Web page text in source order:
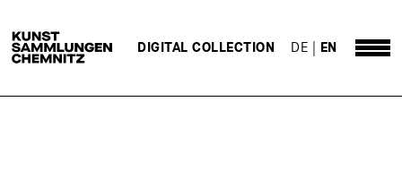
DE EN
DIGITAL COLLECTION